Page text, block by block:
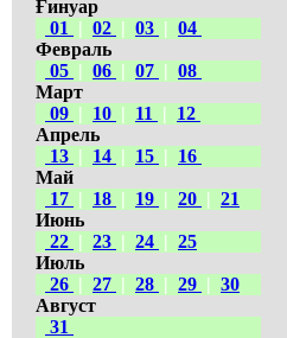
Ғинуар
01
| 02 | 03 | 04
Февраль
05 | 06 | 07 | 08
Март
09 | 10 | 11 |
12
Апрель
13 | 14 | 15 |
16
Май
17 | 18 | 19 | 20 | 21
Июнь
22 | 23 | 24 | 25
Июль
26 | 27 | 28 | 29 | 30
Август
31